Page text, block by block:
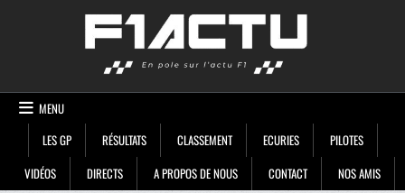
MENU
LES GP
RÉSULTATS CLASSEMENT ECURIES
PILOTES
VIDÉOS
DIRECTS A PROPOS DE NOUS CONTACT NOS AMIS